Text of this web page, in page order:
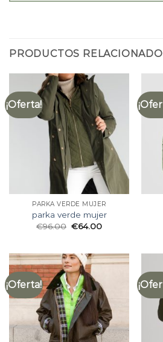
PRODUCTOS
¡Oferta!
PARKA VERDE MUJER
parka verde mujer
€96.00 €64.00
¡Oferta!